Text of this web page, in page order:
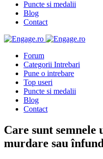
Puncte si medalii
Blog
Contact
Forum
Categorii Intrebari
Pune o intrebare
Top useri
Puncte si medalii
Blog
Contact
Care sunt semnele
murdare sau